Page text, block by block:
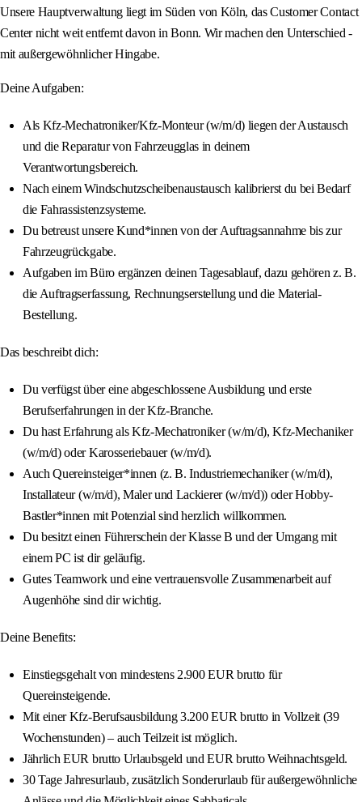
Unsere Hauptverwaltung liegt im Süden von Köln, das Customer Contact
Center nicht weit entfernt davon in Bonn. Wir machen den Unterschied -
mit außergewöhnlicher Hingabe.
Deine Aufgaben:
Als Kfz-Mechatroniker/Kfz-Monteur (w/m/d) liegen der Austausch
und die Reparatur von Fahrzeugglas in deinem
Verantwortungsbereich.
Nach einem Windschutzscheibenaustausch kalibrierst du bei Bedarf
die Fahrassistenzsysteme.
Du betreust unsere Kund*innen von der Auftragsannahme bis zur
Fahrzeugrückgabe.
Aufgaben im Büro ergänzen deinen Tagesablauf, dazu gehören z. B.
die Auftragserfassung, Rechnungserstellung und die Material-
Bestellung.
Das beschreibt dich:
Du verfügst über eine abgeschlossene Ausbildung und erste
Berufserfahrungen in der Kfz-Branche.
Du hast Erfahrung als Kfz-Mechatroniker (w/m/d), Kfz-Mechaniker
(w/m/d) oder Karosseriebauer (w/m/d).
Auch Quereinsteiger*innen (z. B. Industriemechaniker (w/m/d),
Installateur (w/m/d), Maler und Lackierer (w/m/d)) oder Hobby-
Bastler*innen mit Potenzial sind herzlich willkommen.
Du besitzt einen Führerschein der Klasse B und der Umgang mit
einem PC ist dir geläufig.
Gutes Teamwork und eine vertrauensvolle Zusammenarbeit auf
Augenhöhe sind dir wichtig.
Deine Benefits:
Einstiegsgehalt von mindestens 2.900 EUR brutto für
Quereinsteigende.
Mit einer Kfz-Berufsausbildung 3.200 EUR brutto in Vollzeit (39
Wochenstunden) – auch Teilzeit ist möglich.
Jährlich EUR brutto Urlaubsgeld und EUR brutto Weihnachtsgeld.
30 Tage Jahresurlaub, zusätzlich Sonderurlaub für außergewöhnliche